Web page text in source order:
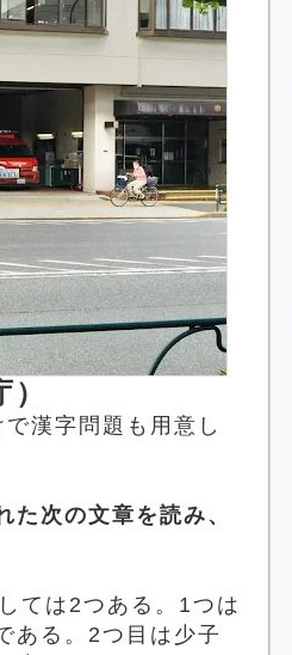
漢字問題も用意し
次の文章を読み、
ては2つある。 1つは
ある。 2つ目は少子